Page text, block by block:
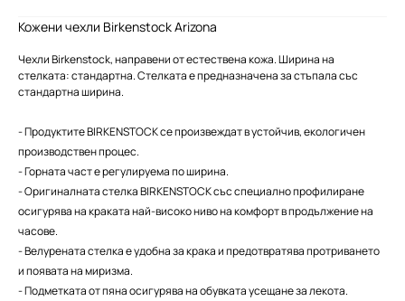
Кожени чехли Birkenstock Arizona
Чехли Birkenstock, направени от естествена кожа. Ширина на
стелката: стандартна. Стелката е предназначена за стъпала със
стандартна ширина.
- Продуктите BIRKENSTOCK се произвеждат в устойчив, екологичен
производствен процес.
- Горната част е регулируема по ширина.
- Оригиналната стелка BIRKENSTOCK със специално профилиране
осигурява на краката най-високо ниво на комфорт в продължение на
часове.
- Велурената стелка е удобна за крака и предотвратява протриването
и появата на миризма.
- Подметката от пяна осигурява на обувката усещане за лекота.